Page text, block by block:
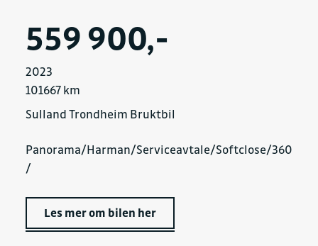
559 900,-
2023
101667 km
Sulland Trondheim Bruktbil
Panorama/Harman/Serviceavtale/Softclose/360
/
Les mer om bilen her